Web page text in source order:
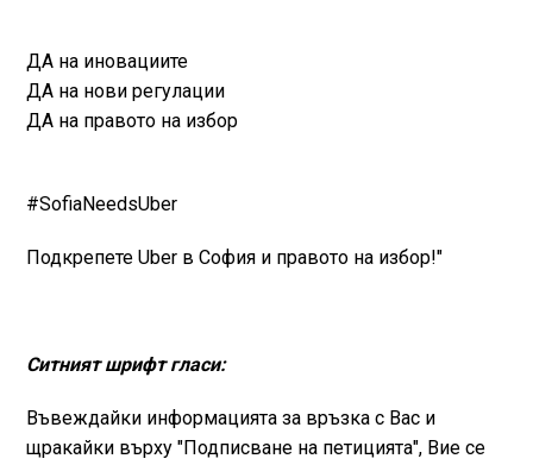
ДА на иновациите
ДА на нови регулации
ДА на правото на избор
#SofiaNeedsUber
Подкрепете Uber в София и правото на избор!"
Ситният шрифт гласи:
Въвеждайки информацията за връзка с Вас и
щракайки върху "Подписване на петицията", Вие се